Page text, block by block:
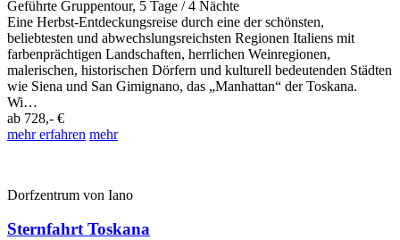
Geführte Gruppentour, 5 Tage / 4 Nächte
Eine Herbst-Entdeckungsreise durch eine der schönsten,
beliebtesten und abwechslungsreichsten Regionen Italiens mit
farbenprächtigen Landschaften, herrlichen Weinregionen,
malerischen, historischen Dörfern und kulturell bedeutenden Städten
wie Siena und San Gimignano, das „Manhattan“ der Toskana.
Wi…
ab 728,- €
mehr erfahren mehr
Dorfzentrum von Iano
Sternfahrt Toskana